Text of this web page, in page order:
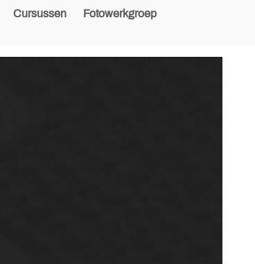
Cursussen
Fotowerkgroep